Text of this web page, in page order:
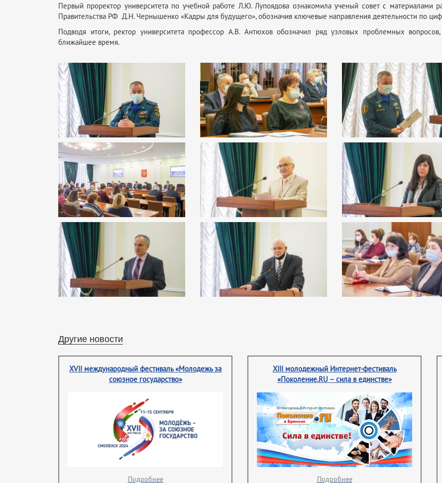
Первый проректор университета по учебной работе Л.Ю. Лупоядова ознакомила ученый совет с материалами
Правительства РФ Д.Н. Чернышенко «Кадры для будущего», обозначив ключевые направления деятельности по
Подводя итоги, ректор университета профессор А.В. Антюхов обозначил ряд узловых проблемных
ближайшее время.
Другие новости
XVII международный фестиваль «Молодежь за
союзное государство»
Подробнее
XIII молодежный Интернет-фестиваль
«Поколение.RU – сила в единстве»
Подробнее